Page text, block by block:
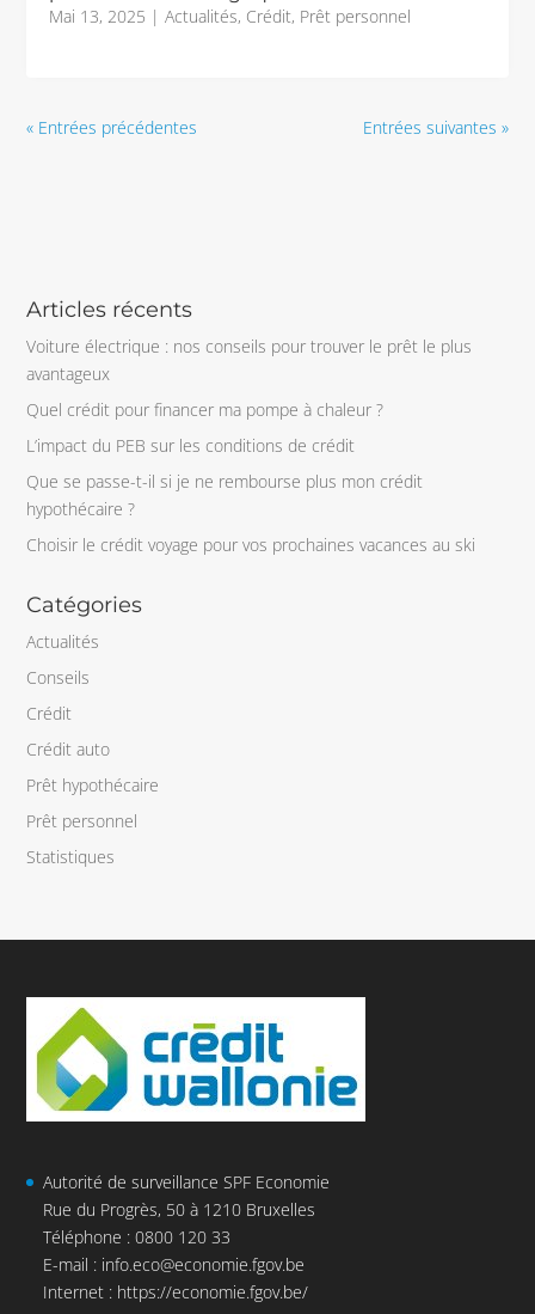
Mai 13, 2025 |Actualités, Crédit, Prêt personnel
« Entrées précédentes Entrées suivantes »
Articles récents
Voiture électrique : nos conseils pour trouver le prêt le plus
avantageux
Quel crédit pour financer ma pompe à chaleur ?
L’impact du PEB sur les conditions de crédit
Que se passe-t-il si je ne rembourse plus mon crédit
hypothécaire ?
Choisir le crédit voyage pour vos prochaines vacances au ski
Catégories
Actualités
Conseils
Crédit
Crédit auto
Prêt hypothécaire
Prêt personnel
Statistiques
Autorité de surveillance SPF Economie
Rue du Progrès, 50 à 1210 Bruxelles
Téléphone : 0800 120 33
E-mail : info.eco@economie.fgov.be
Internet : https://economie.fgov.be/